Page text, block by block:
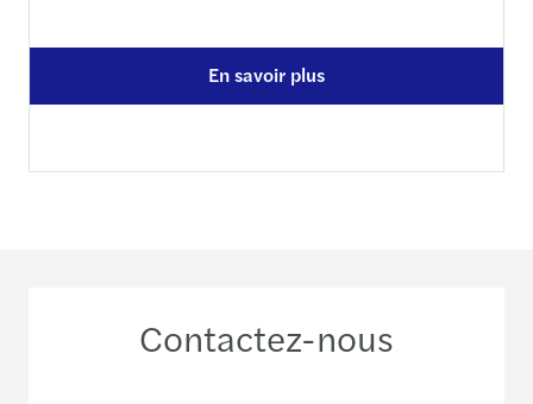
En savoir plus
Contactez-nous